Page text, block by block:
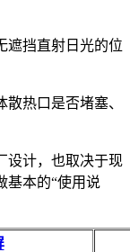
遮挡直射日光的位
热口是否堵塞、
设计，也取决于现
基本的“使用说